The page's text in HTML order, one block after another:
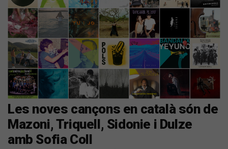
Les noves cançons en català són de
Mazoni, Triquell, Sidonie i Dulze
amb Sofia Coll